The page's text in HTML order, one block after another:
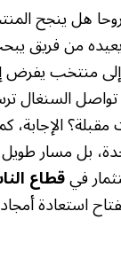
هل ينجح
من فريق
إلى منتخب
تواصل السنغال
الإجابة،
بل مسار طويل
فيقطاع
استعادة